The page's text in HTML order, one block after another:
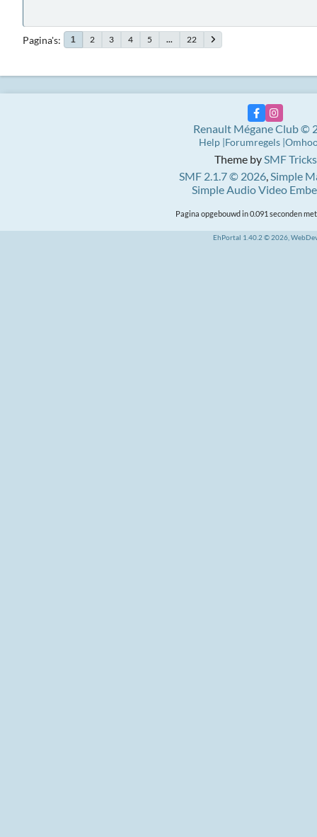
Pagina's 1 2 3 4 5 ... 22
Theme bySMF Tricks
SMF 2.1.7 © 2026,Simple
Simple Audio Video
Renault Mégane Club ©
Help Forumregels
Pagina opgebouwd in 0.091 seconden
EhPortal 1.40.2 © 2026,